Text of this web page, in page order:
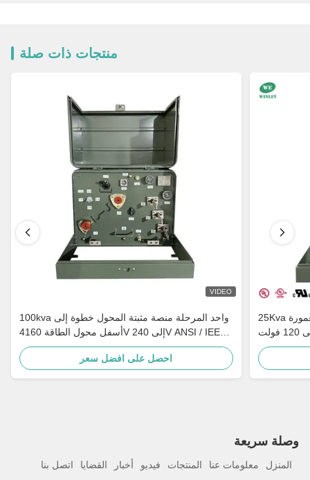
منتجات ذات صلة
VIDEO
100kva واحد المرحلة منصة مثبتة المحول خطوة إلى
أسفل محول الطاقة 4160V إلى 240V ANSI / IEEE
C57
احصل على افضل سعر
25Kva واحد المرحلة منصة مثبتة المحول المغمورة
بالزيت 34500 فولت إلى 120 فولت MV&HV المحول
الأرضي
وصلة سريعة
المنزل معلومات عنا المنتجات فيديو أخبار القضايا اتصل بنا